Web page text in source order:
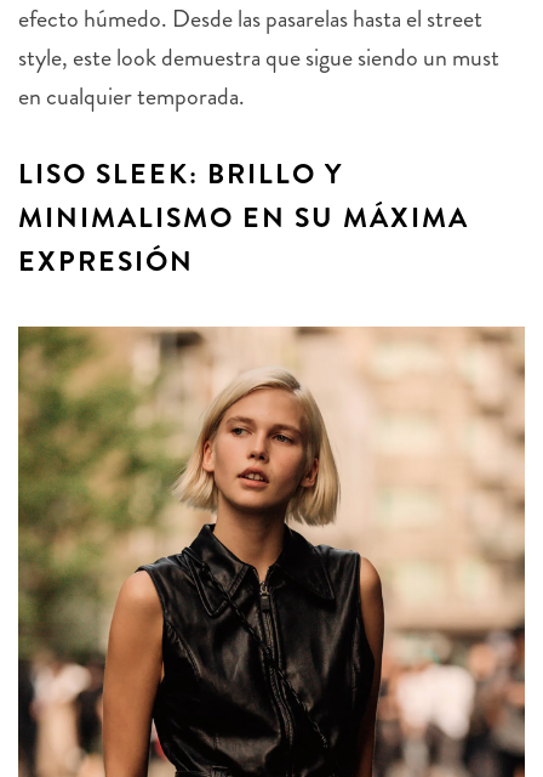
efecto húmedo. Desde las pasarelas hasta el street
style, este look demuestra que sigue siendo un must
en cualquier temporada.
LISO SLEEK: BRILLO Y
MINIMALISMO EN SU MÁXIMA
EXPRESIÓN